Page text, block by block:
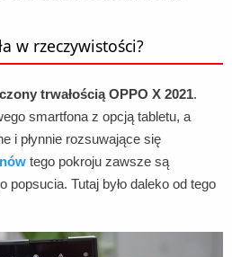
w rzeczywistości?
trwałością OPPO X 2021.
smartfona z opcją tabletu, a
i płynnie rozsuwające się
tego pokroju zawsze są
popsucia. Tutaj było daleko od tego